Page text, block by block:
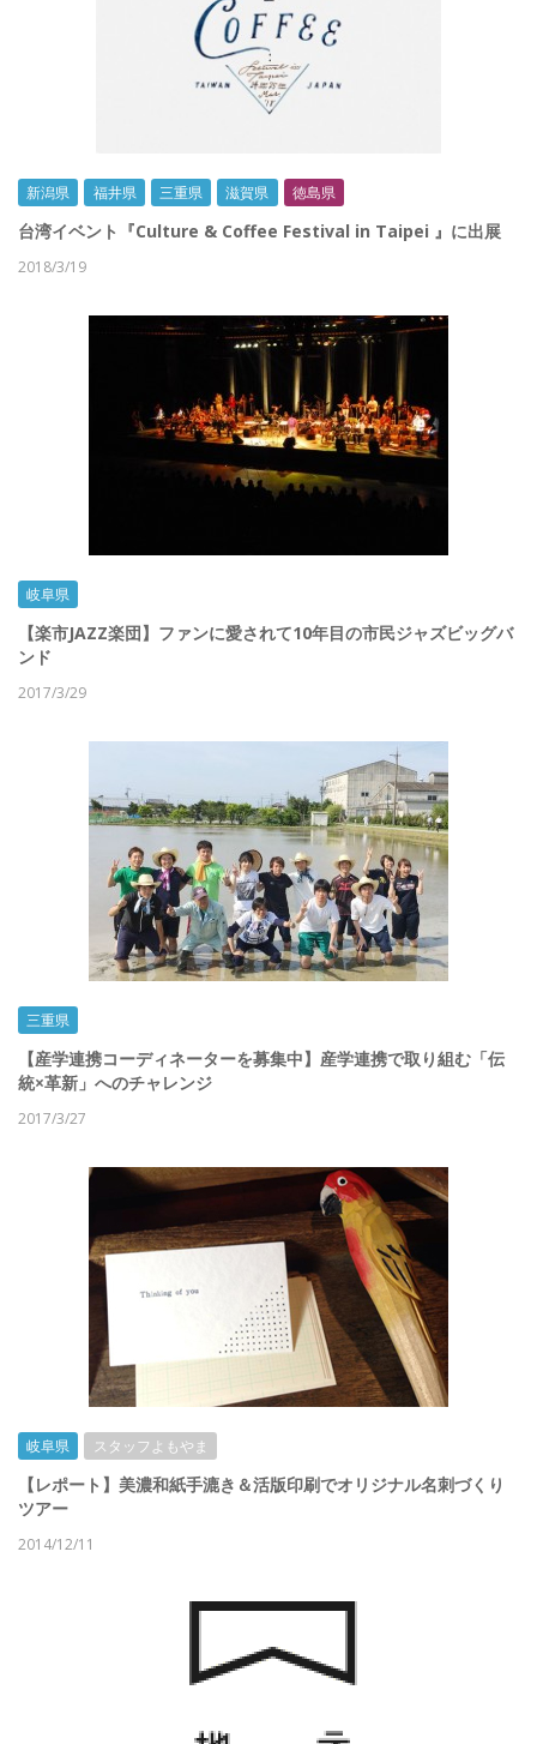
新潟県 福井県 三重県 滋賀県 徳島県
台湾イベント『Culture & Coffee Festival in Taipei 』に出展
2018/3/19
岐阜県
【楽市JAZZ楽団】ファンに愛されて10年目の市民ジャズビッグバ
ンド
2017/3/29
三重県
【産学連携コーディネーターを募集中】産学連携で取り組む「伝
統×革新」へのチャレンジ
2017/3/27
岐阜県 スタッフよもやま
【レポート】美濃和紙手漉き＆活版印刷でオリジナル名刺づくり
ツアー
2014/12/11